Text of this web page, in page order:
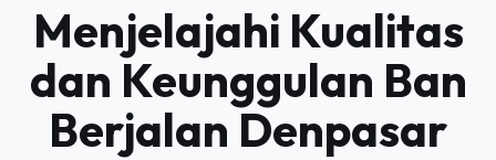
Menjelajahi Kualitas
dan Keunggulan Ban
Berjalan Denpasar